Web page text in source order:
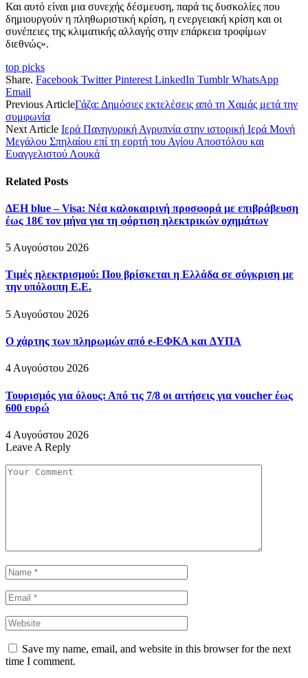
Και αυτό είναι μια συνεχής δέσμευση, παρά τις δυσκολίες που
δημιουργούν η πληθωριστική κρίση, η ενεργειακή κρίση και οι
συνέπειες της κλιματικής αλλαγής στην επάρκεια τροφίμων
διεθνώς».
top picks
Share. Facebook Twitter Pinterest LinkedIn Tumblr WhatsApp
Email
Previous ArticleΓάζα: Δημόσιες εκτελέσεις από τη Χαμάς μετά την
συμφωνία
Next Article Ιερά Πανηγυρική Αγρυπνία στην ιστορική Ιερά Μονή
Μεγάλου Σπηλαίου επί τη εορτή του Αγίου Αποστόλου και
Ευαγγελιστού Λουκά
Related Posts
ΔΕΗ blue – Visa: Νέα καλοκαιρινή προσφορά με επιβράβευση
έως 18€ τον μήνα για τη φόρτιση ηλεκτρικών οχημάτων
5 Αυγούστου 2026
Τιμές ηλεκτρισμού: Που βρίσκεται η Ελλάδα σε σύγκριση με
την υπόλοιπη Ε.Ε.
5 Αυγούστου 2026
O χάρτης των πληρωµών από e-ΕΦΚΑ και ∆ΥΠΑ
4 Αυγούστου 2026
Τουρισμός για όλους: Από τις 7/8 οι αιτήσεις για voucher έως
600 ευρώ
4 Αυγούστου 2026
Leave A Reply
Save my name, email, and website in this browser for the next
time I comment.